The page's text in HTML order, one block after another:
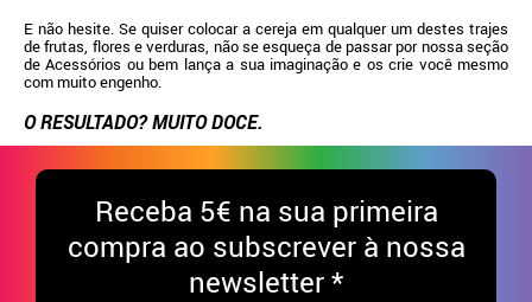
E não hesite. Se quiser colocar a cereja em qualquer um destes trajes
de frutas, flores e verduras, não se esqueça de passar por nossa seção
de Acessórios ou bem lança a sua imaginação e os crie você mesmo
com muito engenho.
O RESULTADO? MUITO DOCE.
Receba 5€ na sua primeira
compra ao subscrever à nossa
newsletter *